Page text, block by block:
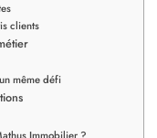
clients
même défi